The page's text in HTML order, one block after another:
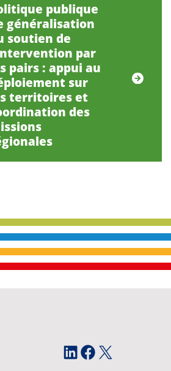
publique
généralisation
soutien de
par
pairs : appui au
sur
territoires et
des
LinkedIn Facebook X